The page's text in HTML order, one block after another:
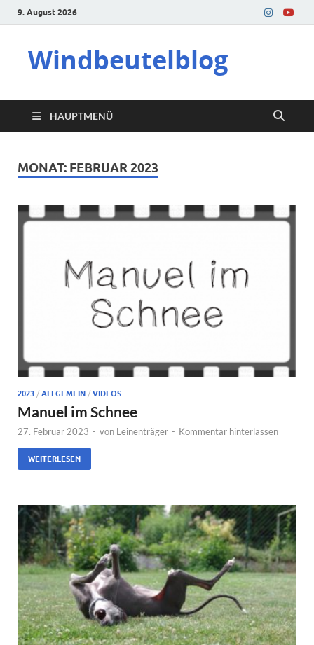
9. August 2026
Windbeutelblog
HAUPTMENÜ
MONAT: FEBRUAR 2023
2023 / ALLGEMEIN / VIDEOS
Manuel im Schnee
27. Februar 2023 - von Leinenträger - Kommentar hinterlassen
WEITERLESEN